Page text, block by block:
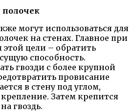
могут использоваться для
на стенах. Главное при
этой цели – обратить
способность.
гвозди с более крупной
провисание
в стену под углом,
Затем крепится
гвоздь.